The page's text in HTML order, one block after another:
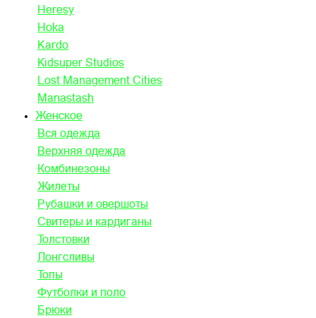
Heresy
Hoka
Kardo
Kidsuper Studios
Lost Management Cities
Manastash
Женское
Вся одежда
Верхняя одежда
Комбинезоны
Жилеты
Рубашки и овершоты
Свитеры и кардиганы
Толстовки
Лонгсливы
Топы
Футболки и поло
Брюки